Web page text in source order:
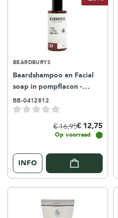
BEARDBURYS
Baardshampoo en Facial
soap in pompflacon -
Essentials150ml
BB-0412812
€ 16,95€ 12,75
Op voorraad
INFO